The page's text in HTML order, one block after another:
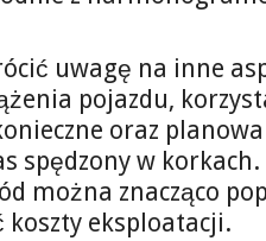
uwagę na inne
pojazdu,
oraz
spędzony w
można znacząco
eksploatacji.